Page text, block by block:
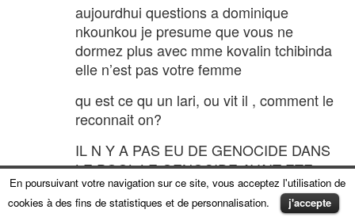
aujourdhui questions a dominique
nkounkou je presume que vous ne
dormez plus avec mme kovalin tchibinda
elle n’est pas votre femme
qu est ce qu un lari, ou vit il , comment le
reconnait on?
IL N Y A PAS EU DE GENOCIDE DANS
LE POOL LE GENOCIDE AVAIT ETE
COMMIS PAR LE POOL A BRAZZAVILLE
QUAND LES LARIS AVAIENT EXPULSE
En poursuivant votre navigation sur ce site, vous acceptez l'utilisation de
cookies à des fins de statistiques et de personnalisation.
j'accepte